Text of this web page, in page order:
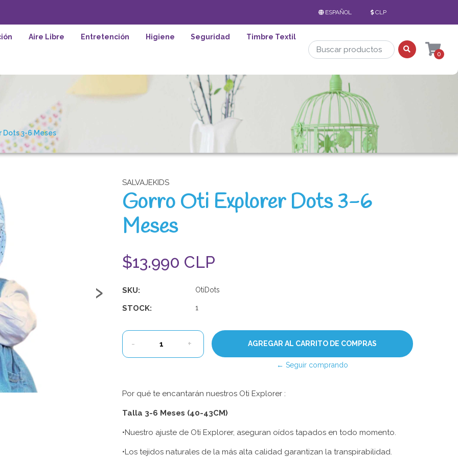
ESPAÑOL CLP
Aire Libre Entretención Higiene Seguridad Timbre Textil
0
Dots 3-6 Meses
›
SALVAJEKIDS
Gorro Oti Explorer Dots 3-6
Meses
$13.990 CLP
SKU: OtiDots
STOCK: 1
- +
← Seguir comprando
Por qué te encantarán nuestros Oti Explorer :
Talla 3-6 Meses (40-43CM)
•Nuestro ajuste de Oti Explorer, aseguran oídos tapados en todo momento.
•Los tejidos naturales de la más alta calidad garantizan la transpirabilidad.